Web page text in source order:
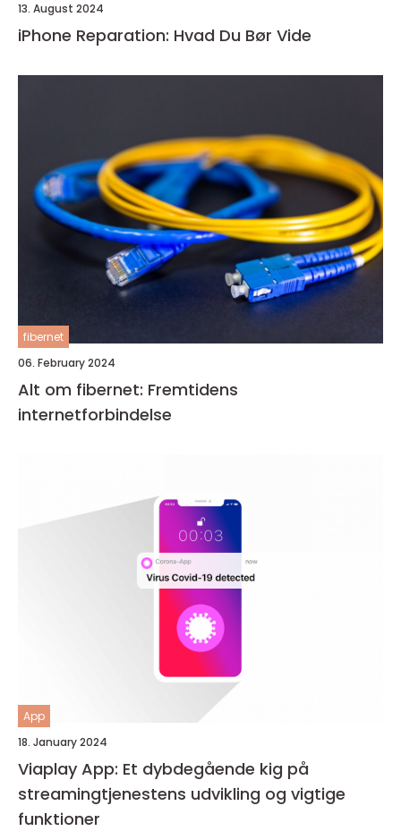
13. August 2024
iPhone Reparation: Hvad Du Bør Vide
fibernet
06. February 2024
Alt om fibernet: Fremtidens
internetforbindelse
App
18. January 2024
Viaplay App: Et dybdegående kig på
streamingtjenestens udvikling og vigtige
funktioner